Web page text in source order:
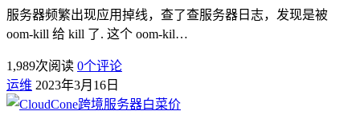
服务器频繁出现应用掉线，查了查服务器日志，发现是被
oom-kill 给 kill 了. 这个 oom-kil…
1,989次阅读 0个评论
运维 2023年3月16日